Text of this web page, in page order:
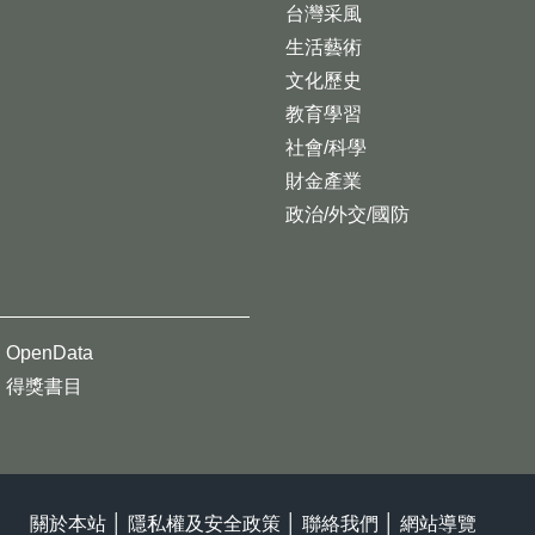
台灣采風
生活藝術
文化歷史
教育學習
社會/科學
財金產業
政治/外交/國防
OpenData
得獎書目
關於本站 隱私權及安全政策 聯絡我們 網站導覽